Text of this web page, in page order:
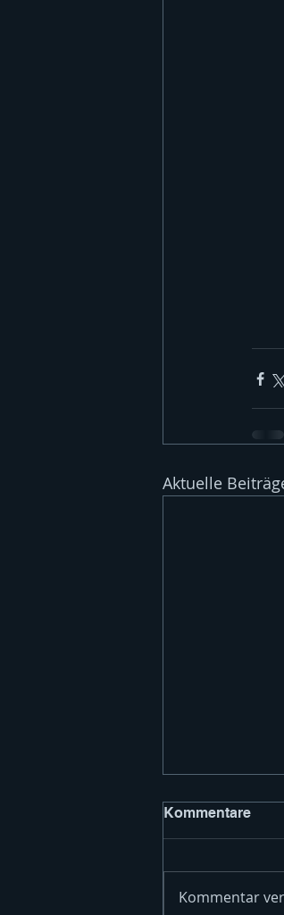
Aktuelle
Kommentare
Kommentar